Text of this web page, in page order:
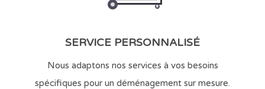
SERVICE PERSONNALISÉ
Nous adaptons nos services à vos besoins
spécifiques pour un déménagement sur mesure.